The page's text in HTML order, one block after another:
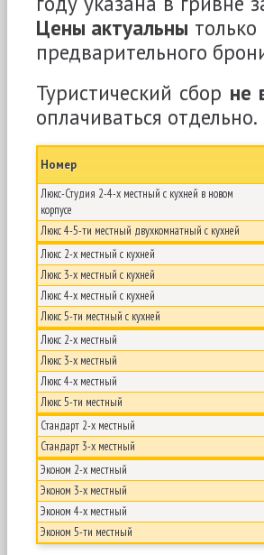
Цены актуальны
предварительного
Туристический сбор не
оплачиваться отдельно.
Номер
Люкс-Студия 2-4-х местный с кухней в новом
корпусе
Люкс 4-5-ти местный двухкомнатный с кухней
Люкс 2-х местный с кухней
Люкс 3-х местный с кухней
Люкс 4-х местный с кухней
Люкс 5-ти местный с кухней
Люкс 2-х местный
Люкс 3-х местный
Люкс 4-х местный
Люкс 5-ти местный
Стандарт 2-х местный
Стандарт 3-х местный
Эконом 2-х местный
Эконом 3-х местный
Эконом 4-х местный
Эконом 5-ти местный